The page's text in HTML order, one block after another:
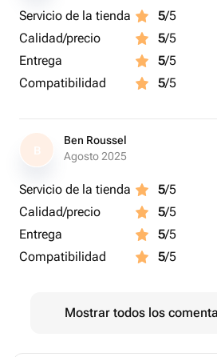
Servicio de la tienda 5/5
Calidad/precio
5/5
Entrega
5/5
Compatibilidad
5/5
B
Ben Roussel
Agosto 2025
Servicio de la tienda 5/5
Calidad/precio
5/5
Entrega
5/5
Compatibilidad
5/5
Mostrar todos los